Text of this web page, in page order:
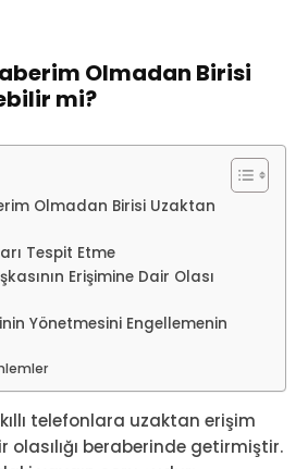
Olmadan Birisi
mi?
Olmadan Birisi Uzaktan
Tespit Etme
Erişimine Dair Olası
Yönetmesini Engellemenin
telefonlara uzaktan erişim
olasılığı beraberinde getirmiştir.